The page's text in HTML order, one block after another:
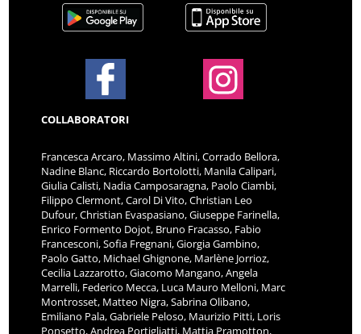
COLLABORATORI
Francesca Arcaro, Massimo Altini, Corrado Bellora,
Nadine Blanc, Riccardo Bortolotti, Manila Calipari,
Giulia Calisti, Nadia Camposaragna, Paolo Ciambi,
Filippo Clermont, Carol Di Vito, Christian Leo
Dufour, Christian Evaspasiano, Giuseppe Farinella,
Enrico Formento Dojot, Bruno Fracasso, Fabio
Francesconi, Sofia Fregnani, Giorgia Gambino,
Paolo Gatto, Michael Ghignone, Marlène Jorrioz,
Cecilia Lazzarotto, Giacomo Mangano, Angela
Marrelli, Federico Mecca, Luca Mauro Melloni, Marc
Montrosset, Matteo Nigra, Sabrina Olibano,
Emiliano Pala, Gabriele Peloso, Maurizio Pitti, Loris
Ponsetto, Andrea Portigliatti, Mattia Pramotton,